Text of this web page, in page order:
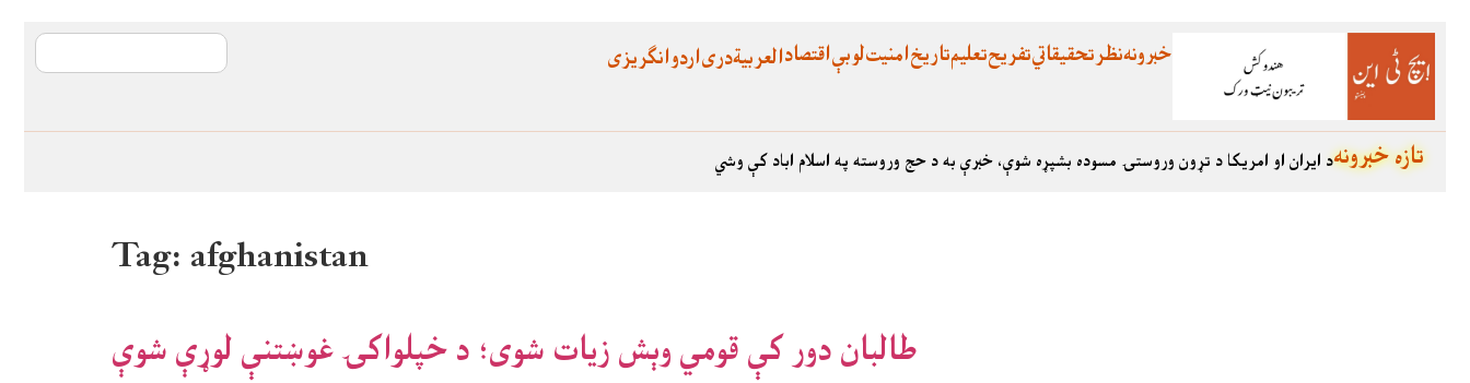
اقتصادلوبېامنیتتاریختعلیمتفریحتحقیقاتينظرخبرونه انگریزیاردودریالعربية
د ایران او امریکا د تړون وروستۍ مسوده بشپړه شوې، خبرې به د حج وروسته په اسلام اباد کې وشيتازه خبرونه
Tag:afghanistan
طالبان دور کې قومي وېش زیات شوی؛ د خپلواکۍ غوښتنې لوړې شوې